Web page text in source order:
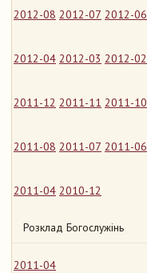
2012-08 2012-07 2012-06
2012-04 2012-03 2012-02
2011-12 2011-11 2011-10
2011-08 2011-07 2011-06
2011-04 2010-12
Розклад Богослужінь
2011-04